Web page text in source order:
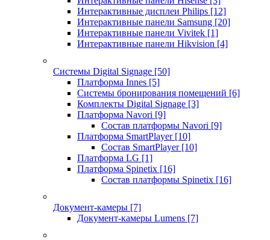
Интерактивные дисплеи Philips [12]
Интерактивные панели Samsung [20]
Интерактивные панели Vivitek [1]
Интерактивные панели Hikvision [4]
Системы Digital Signage [50]
Платформа Innes [5]
Системы бронирования помещений [6]
Комплекты Digital Signage [3]
Платформа Navori [9]
Состав платформы Navori [9]
Платформа SmartPlayer [10]
Состав SmartPlayer [10]
Платформа LG [1]
Платформа Spinetix [16]
Состав платформы Spinetix [16]
Документ-камеры [7]
Документ-камеры Lumens [7]